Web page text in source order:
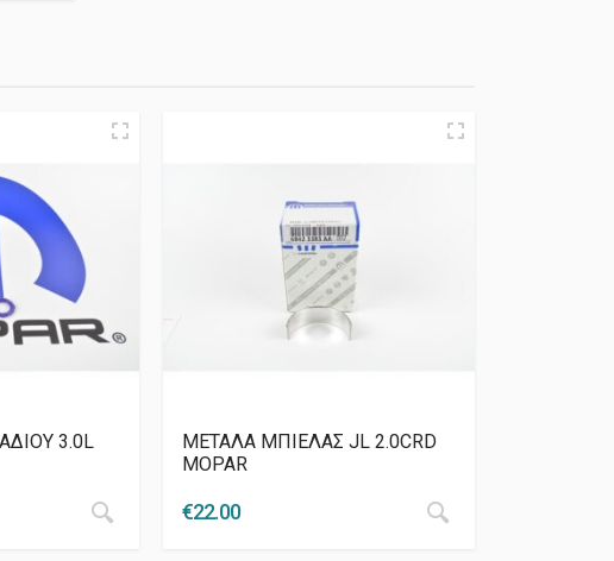
3.0L
ΜΕΤΑΛΑ ΜΠΙΕΛΑΣ JL 2.0CRD
MOPAR
€22.00